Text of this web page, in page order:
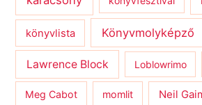
könyvlista Könyvmolyképző
Lawrence Block Loblowrimo
Meg Cabot momlit Neil